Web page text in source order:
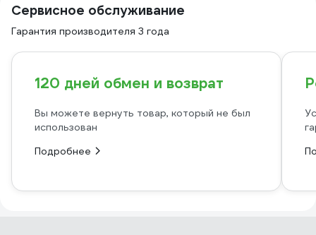
Сервисное обслуживание
Гарантия производителя 3 года
120 дней обмен и возврат
Вы можете вернуть товар, который не был
использован
Подробнее